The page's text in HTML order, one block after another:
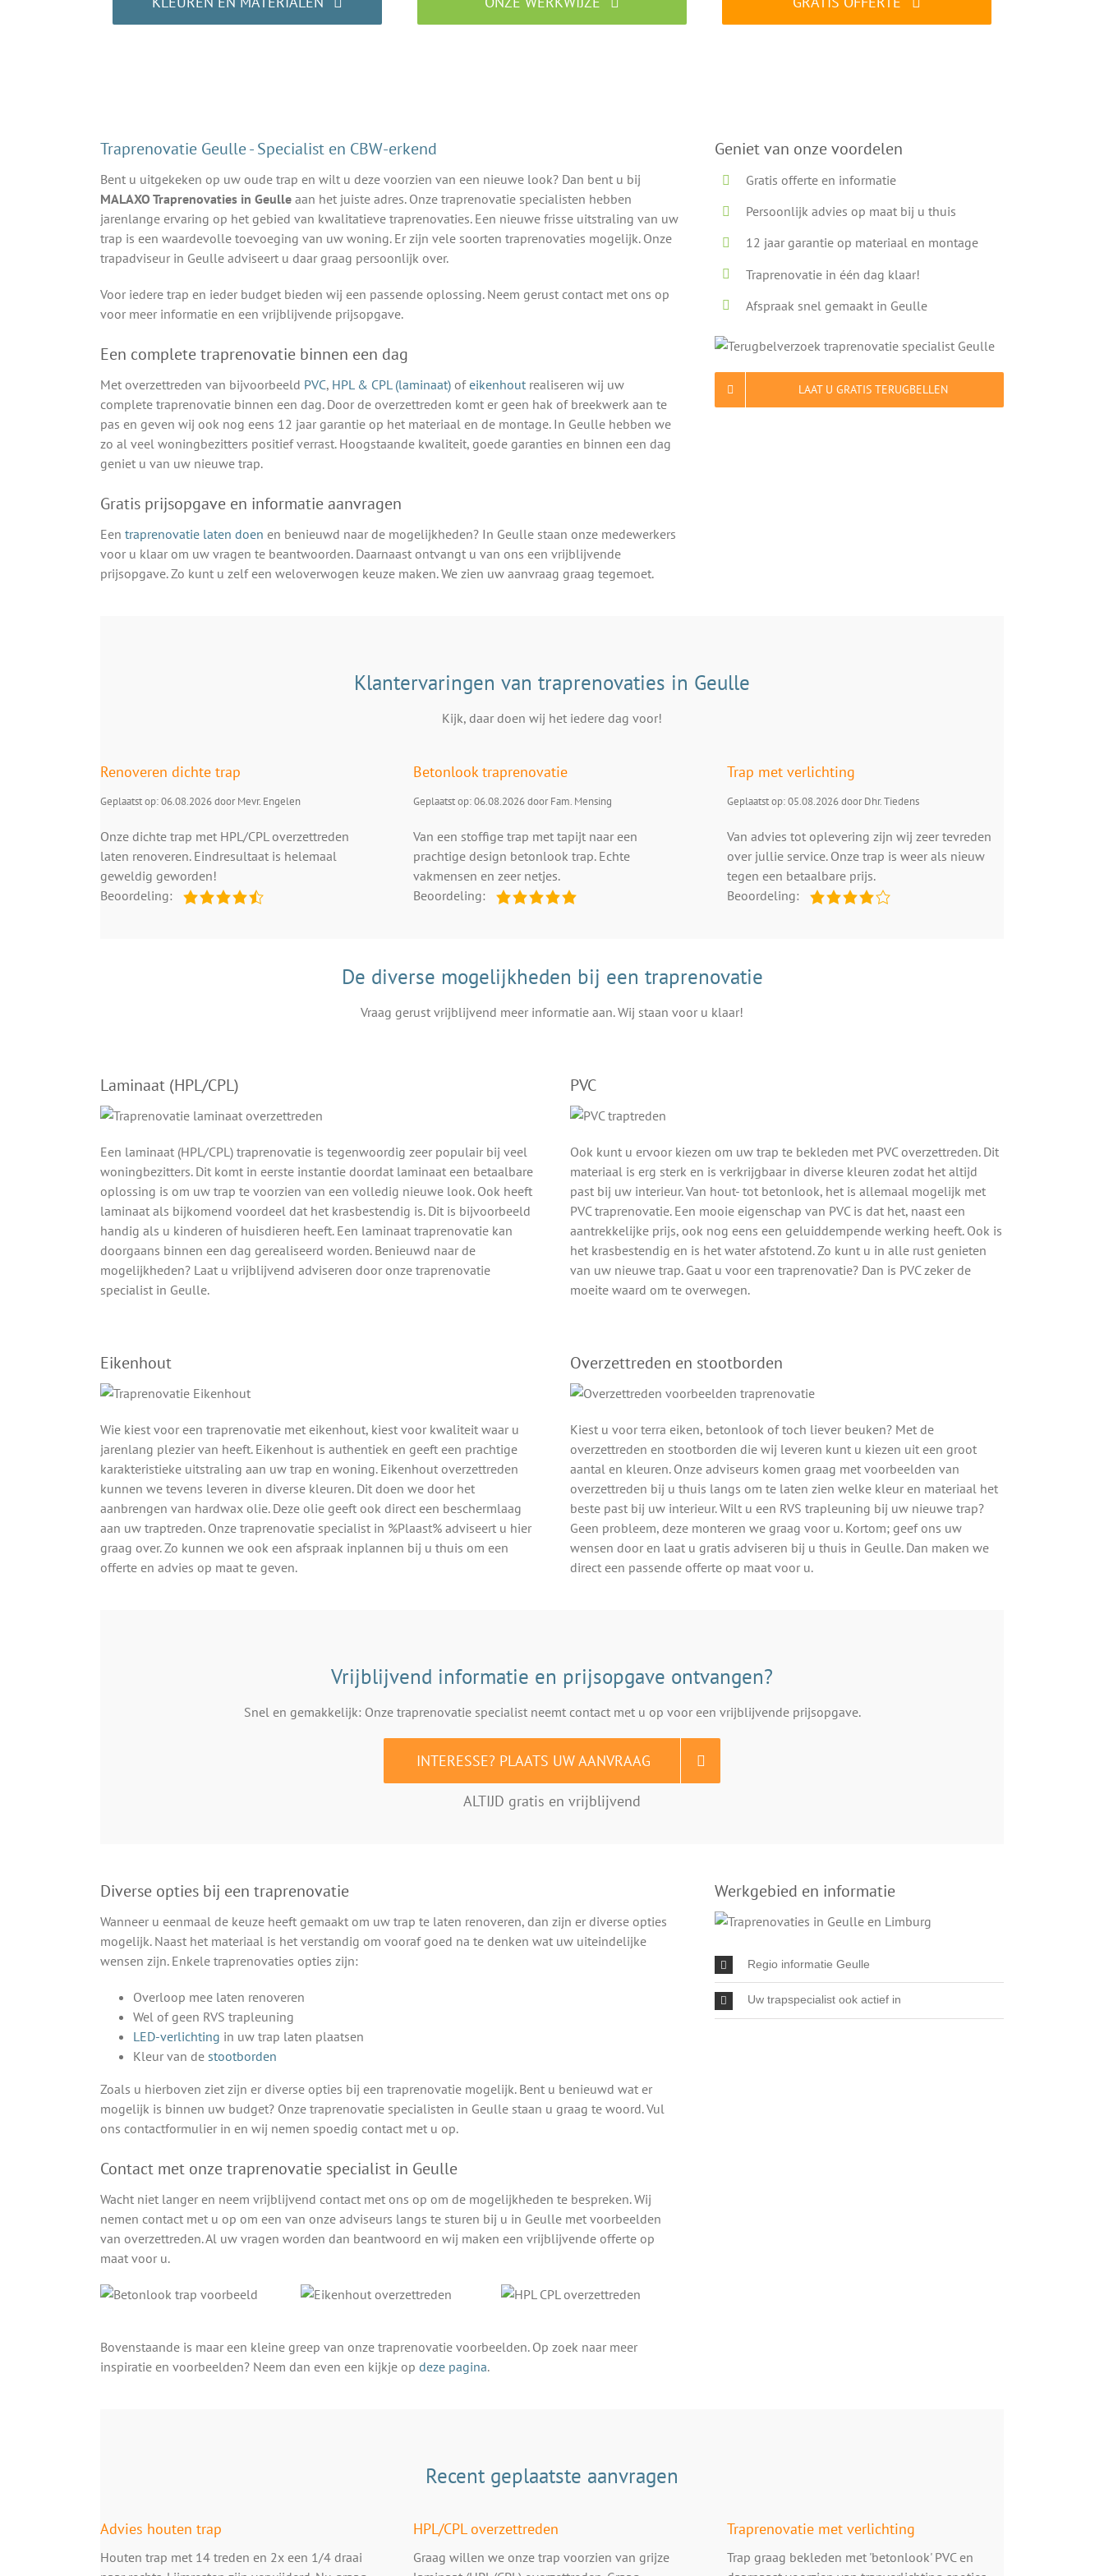
Traprenovatie Geulle - Specialist en CBW-erkend
Bent u uitgekeken op uw oude trap en wilt u deze voorzien van een nieuwe look? Dan bent u bij
MALAXO Traprenovaties in Geulle aan het juiste adres. Onze traprenovatie specialisten hebben
jarenlange ervaring op het gebied van kwalitatieve traprenovaties. Een nieuwe frisse uitstraling van uw
trap is een waardevolle toevoeging van uw woning. Er zijn vele soorten traprenovaties mogelijk. Onze
trapadviseur in Geulle adviseert u daar graag persoonlijk over.
Voor iedere trap en ieder budget bieden wij een passende oplossing. Neem gerust contact met ons op
voor meer informatie en een vrijblijvende prijsopgave.
Een complete traprenovatie binnen een dag
Met overzettreden van bijvoorbeeld PVC, HPL & CPL (laminaat) ofeikenhout realiseren wij uw
complete traprenovatie binnen een dag. Door de overzettreden komt er geen hak of breekwerk aan te
pas en geven wij ook nog eens 12 jaar garantie op het materiaal en de montage. In Geulle hebben we
zo al veel woningbezitters positief verrast. Hoogstaande kwaliteit, goede garanties en binnen een dag
geniet u van uw nieuwe trap.
Gratis prijsopgave en informatie aanvragen
Een traprenovatie laten doen en benieuwd naar de mogelijkheden? In Geulle staan onze medewerkers
voor u klaar om uw vragen te beantwoorden. Daarnaast ontvangt u van ons een vrijblijvende
prijsopgave. Zo kunt u zelf een weloverwogen keuze maken. We zien uw aanvraag graag tegemoet.
Geniet van onze voordelen
Gratis offerte en informatie
Persoonlijk advies op maat bij u thuis
12 jaar garantie op materiaal en montage
Traprenovatie in één dag klaar!
Afspraak snel gemaakt in Geulle
LAAT U GRATIS TERUGBELLEN
Klantervaringen van traprenovaties in Geulle
Kijk, daar doen wij het iedere dag voor!
Renoveren dichte trap
Geplaatst op: 06.08.2026 door Mevr. Engelen
Onze dichte trap met HPL/CPL overzettreden
laten renoveren. Eindresultaat is helemaal
geweldig geworden!
Beoordeling:
Betonlook traprenovatie
Geplaatst op: 06.08.2026 door Fam. Mensing
Van een stoffige trap met tapijt naar een
prachtige design betonlook trap. Echte
vakmensen en zeer netjes.
Beoordeling:
Trap met verlichting
Geplaatst op: 05.08.2026 door Dhr. Tiedens
Van advies tot oplevering zijn wij zeer tevreden
over jullie service. Onze trap is weer als nieuw
tegen een betaalbare prijs.
Beoordeling:
De diverse mogelijkheden bij een traprenovatie
Vraag gerust vrijblijvend meer informatie aan. Wij staan voor u klaar!
Laminaat (HPL/CPL)
Een laminaat (HPL/CPL) traprenovatie is tegenwoordig zeer populair bij veel
woningbezitters. Dit komt in eerste instantie doordat laminaat een betaalbare
oplossing is om uw trap te voorzien van een volledig nieuwe look. Ook heeft
laminaat als bijkomend voordeel dat het krasbestendig is. Dit is bijvoorbeeld
handig als u kinderen of huisdieren heeft. Een laminaat traprenovatie kan
doorgaans binnen een dag gerealiseerd worden. Benieuwd naar de
mogelijkheden? Laat u vrijblijvend adviseren door onze traprenovatie
specialist in Geulle.
PVC
Ook kunt u ervoor kiezen om uw trap te bekleden met PVC overzettreden. Dit
materiaal is erg sterk en is verkrijgbaar in diverse kleuren zodat het altijd
past bij uw interieur. Van hout- tot betonlook, het is allemaal mogelijk met
PVC traprenovatie. Een mooie eigenschap van PVC is dat het, naast een
aantrekkelijke prijs, ook nog eens een geluiddempende werking heeft. Ook is
het krasbestendig en is het water afstotend. Zo kunt u in alle rust genieten
van uw nieuwe trap. Gaat u voor een traprenovatie? Dan is PVC zeker de
moeite waard om te overwegen.
Eikenhout
Wie kiest voor een traprenovatie met eikenhout, kiest voor kwaliteit waar u
jarenlang plezier van heeft. Eikenhout is authentiek en geeft een prachtige
karakteristieke uitstraling aan uw trap en woning. Eikenhout overzettreden
kunnen we tevens leveren in diverse kleuren. Dit doen we door het
aanbrengen van hardwax olie. Deze olie geeft ook direct een beschermlaag
aan uw traptreden. Onze traprenovatie specialist in %Plaast% adviseert u hier
graag over. Zo kunnen we ook een afspraak inplannen bij u thuis om een
offerte en advies op maat te geven.
Overzettreden en stootborden
Kiest u voor terra eiken, betonlook of toch liever beuken? Met de
overzettreden en stootborden die wij leveren kunt u kiezen uit een groot
aantal en kleuren. Onze adviseurs komen graag met voorbeelden van
overzettreden bij u thuis langs om te laten zien welke kleur en materiaal het
beste past bij uw interieur. Wilt u een RVS trapleuning bij uw nieuwe trap?
Geen probleem, deze monteren we graag voor u. Kortom; geef ons uw
wensen door en laat u gratis adviseren bij u thuis in Geulle. Dan maken we
direct een passende offerte op maat voor u.
Vrijblijvend informatie en prijsopgave ontvangen?
Snel en gemakkelijk: Onze traprenovatie specialist neemt contact met u op voor een vrijblijvende prijsopgave.
INTERESSE? PLAATS UW AANVRAAG
ALTIJD gratis en vrijblijvend
Diverse opties bij een traprenovatie
Wanneer u eenmaal de keuze heeft gemaakt om uw trap te laten renoveren, dan zijn er diverse opties
mogelijk. Naast het materiaal is het verstandig om vooraf goed na te denken wat uw uiteindelijke
wensen zijn. Enkele traprenovaties opties zijn:
Overloop mee laten renoveren
Wel of geen RVS trapleuning
LED-verlichting in uw trap laten plaatsen
Kleur van de stootborden
Zoals u hierboven ziet zijn er diverse opties bij een traprenovatie mogelijk. Bent u benieuwd wat er
mogelijk is binnen uw budget? Onze traprenovatie specialisten in Geulle staan u graag te woord. Vul
ons contactformulier in en wij nemen spoedig contact met u op.
Contact met onze traprenovatie specialist in Geulle
Wacht niet langer en neem vrijblijvend contact met ons op om de mogelijkheden te bespreken. Wij
nemen contact met u op om een van onze adviseurs langs te sturen bij u in Geulle met voorbeelden
van overzettreden. Al uw vragen worden dan beantwoord en wij maken een vrijblijvende offerte op
maat voor u.
Bovenstaande is maar een kleine greep van onze traprenovatie voorbeelden. Op zoek naar meer
inspiratie en voorbeelden? Neem dan even een kijkje op deze pagina.
Werkgebied en informatie
Regio informatie Geulle
Uw trapspecialist ook actief in
Recent geplaatste aanvragen
Advies houten trap
Houten trap met 14 treden en 2x een 1/4 draai
HPL/CPL overzettreden
Graag willen we onze trap voorzien van grijze
Traprenovatie met verlichting
Trap graag bekleden met 'betonlook' PVC en